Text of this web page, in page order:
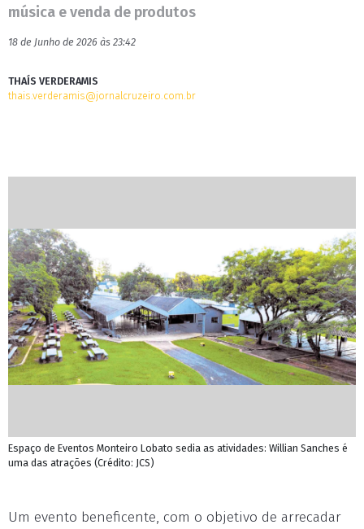
música e venda de produtos
18 de Junho de 2026 às 23:42
THAÍS VERDERAMIS
thais.verderamis@jornalcruzeiro.com.br
Espaço de Eventos Monteiro Lobato sedia as atividades: Willian Sanches é
uma das atrações (Crédito: JCS)
Um evento beneficente, com o objetivo de arrecadar